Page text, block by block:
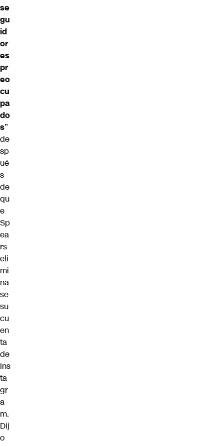
se
gu
id
or
es
pr
eo
cu
pa
do
s”
de
sp
ué
s
de
qu
e
Sp
ea
rs
eli
mi
na
se
su
cu
en
ta
de
Ins
ta
gr
a
m.
Dij
o